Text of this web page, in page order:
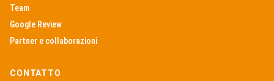
Team
Google Review
Partner e collaborazioni
CONTATTO